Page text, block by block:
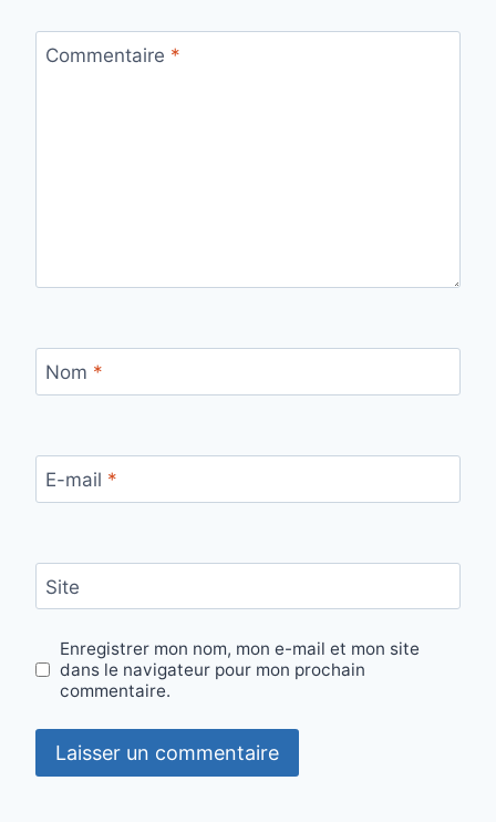
Commentaire *
Nom *
E-mail *
Site
Enregistrer mon nom, mon e-mail et mon site
dans le navigateur pour mon prochain
commentaire.